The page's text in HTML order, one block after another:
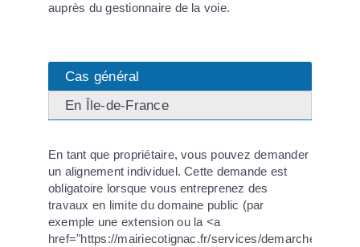
auprès du gestionnaire de la voie.
Cas général
En Île-de-France
En tant que propriétaire, vous pouvez demander
un alignement individuel. Cette demande est
obligatoire lorsque vous entreprenez des
travaux en limite du domaine public (par
exemple une extension ou la <a
href="https://mairiecotignac.fr/services/demarches-